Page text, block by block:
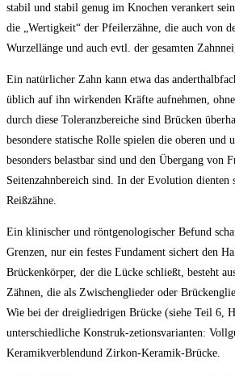
stabil und stabil genug im Knochen verankert
die „Wertigkeit“ der Pfeilerzähne, die auch von
Wurzellänge und auch evtl. der gesamten
Ein natürlicher Zahn kann etwa das
üblich auf ihn wirkenden Kräfte aufnehmen,
durch diese Toleranzbereiche sind Brücken
besondere statische Rolle spielen die oberen und
besonders belastbar sind und den Übergang von
Seitenzahnbereich sind. In der Evolution dienten
Reißzähne.
Ein klinischer und röntgenologischer Befund
Grenzen, nur ein festes Fundament sichert den
Brückenkörper, der die Lücke schließt, besteht
Zähnen, die als Zwischenglieder oder
Wie bei der dreigliedrigen Brücke (siehe Teil 6,
unterschiedliche Konstruk-zetionsvarianten:
Keramikverblendund Zirkon-Keramik-Brücke.